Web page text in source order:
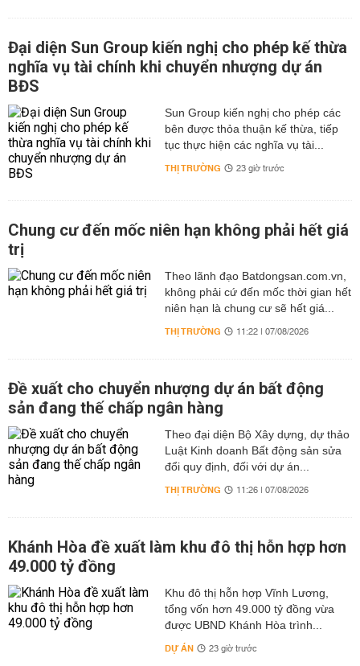
Đại diện Sun Group kiến nghị cho phép kế thừa
nghĩa vụ tài chính khi chuyển nhượng dự án
BĐS
Sun Group kiến nghị cho phép các
bên được thỏa thuận kế thừa, tiếp
tục thực hiện các nghĩa vụ tài...
THỊ TRƯỜNG 23 giờ trước
Chung cư đến mốc niên hạn không phải hết giá
trị
Theo lãnh đạo Batdongsan.com.vn,
không phải cứ đến mốc thời gian hết
niên hạn là chung cư sẽ hết giá...
THỊ TRƯỜNG 11:22 | 07/08/2026
Đề xuất cho chuyển nhượng dự án bất động
sản đang thế chấp ngân hàng
Theo đại diện Bộ Xây dựng, dự thảo
Luật Kinh doanh Bất động sản sửa
đổi quy định, đối với dự án...
THỊ TRƯỜNG 11:26 | 07/08/2026
Khánh Hòa đề xuất làm khu đô thị hỗn hợp hơn
49.000 tỷ đồng
Khu đô thị hỗn hợp Vĩnh Lương,
tổng vốn hơn 49.000 tỷ đồng vừa
được UBND Khánh Hòa trình...
DỰ ÁN 23 giờ trước